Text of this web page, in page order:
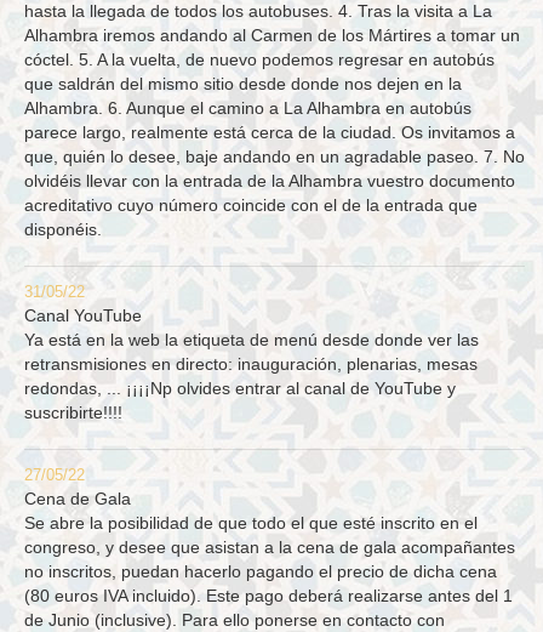
hasta la llegada de todos los autobuses. 4. Tras la visita a La
Alhambra iremos andando al Carmen de los Mártires a tomar un
cóctel. 5. A la vuelta, de nuevo podemos regresar en autobús
que saldrán del mismo sitio desde donde nos dejen en la
Alhambra. 6. Aunque el camino a La Alhambra en autobús
parece largo, realmente está cerca de la ciudad. Os invitamos a
que, quién lo desee, baje andando en un agradable paseo. 7. No
olvidéis llevar con la entrada de la Alhambra vuestro documento
acreditativo cuyo número coincide con el de la entrada que
disponéis.
31/05/22
Canal YouTube
Ya está en la web la etiqueta de menú desde donde ver las
retransmisiones en directo: inauguración, plenarias, mesas
redondas, ... ¡¡¡¡Np olvides entrar al canal de YouTube y
suscribirte!!!!
27/05/22
Cena de Gala
Se abre la posibilidad de que todo el que esté inscrito en el
congreso, y desee que asistan a la cena de gala acompañantes
no inscritos, puedan hacerlo pagando el precio de dicha cena
(80 euros IVA incluido). Este pago deberá realizarse antes del 1
de Junio (inclusive). Para ello ponerse en contacto con